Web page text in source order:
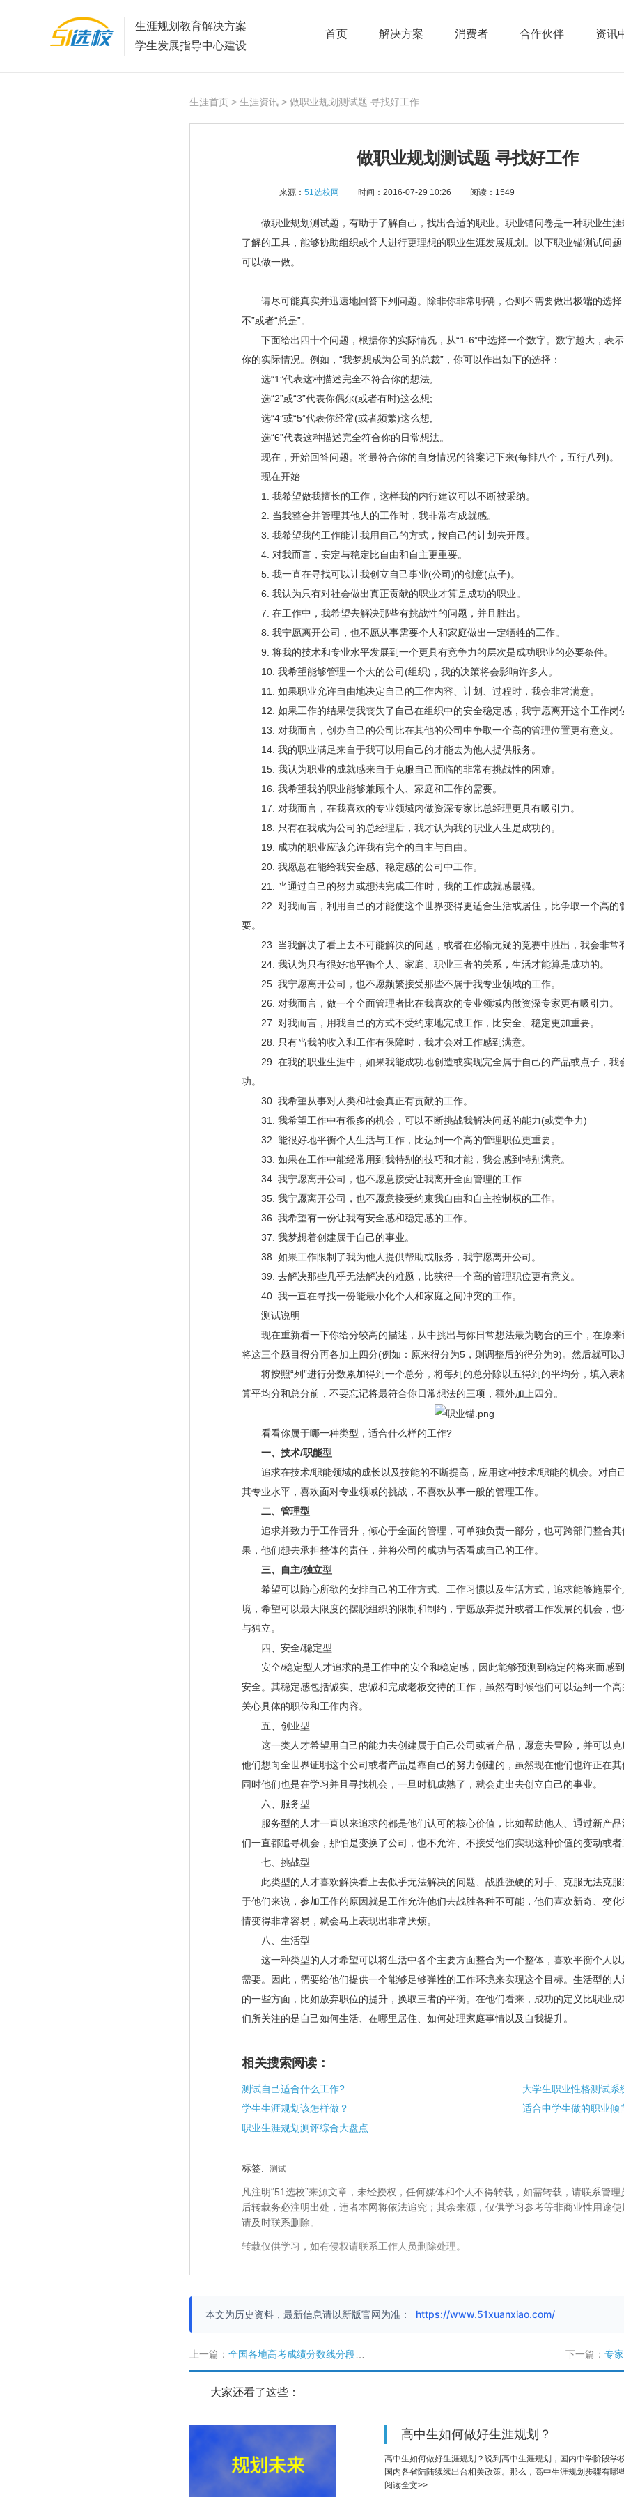
生涯规划教育解决方案
学生发展指导中心建设
首页 解决方案 消费者 合作伙伴 资讯
生涯首页 > 生涯资讯 > 做职业规划测试题 寻找好工作
做职业规划测试题 寻找好工作
来源： 51选校网 时间：2016-07-29 10:26 阅读：1549
做职业规划测试题，有助于了解自己，找出合适的职业。职业锚问卷是一种职业生涯
了解的工具，能够协助组织或个人进行更理想的职业生涯发展规划。以下职业锚测试问
可以做一做。
请尽可能真实并迅速地回答下列问题。除非你非常明确，否则不需要做出极端的选择
不”或者“总是”。
下面给出四十个问题，根据你的实际情况，从“1-6”中选择一个数字。数字越大，表
你的实际情况。例如，“我梦想成为公司的总裁”，你可以作出如下的选择：
选“1”代表这种描述完全不符合你的想法;
选“2”或“3”代表你偶尔(或者有时)这么想;
选“4”或“5”代表你经常(或者频繁)这么想;
选“6”代表这种描述完全符合你的日常想法。
现在，开始回答问题。将最符合你的自身情况的答案记下来(每排八个，五行八列)。
现在开始
1. 我希望做我擅长的工作，这样我的内行建议可以不断被采纳。
2. 当我整合并管理其他人的工作时，我非常有成就感。
3. 我希望我的工作能让我用自己的方式，按自己的计划去开展。
4. 对我而言，安定与稳定比自由和自主更重要。
5. 我一直在寻找可以让我创立自己事业(公司)的创意(点子)。
6. 我认为只有对社会做出真正贡献的职业才算是成功的职业。
7. 在工作中，我希望去解决那些有挑战性的问题，并且胜出。
8. 我宁愿离开公司，也不愿从事需要个人和家庭做出一定牺牲的工作。
9. 将我的技术和专业水平发展到一个更具有竞争力的层次是成功职业的必要条件。
10. 我希望能够管理一个大的公司(组织)，我的决策将会影响许多人。
11. 如果职业允许自由地决定自己的工作内容、计划、过程时，我会非常满意。
12. 如果工作的结果使我丧失了自己在组织中的安全稳定感，我宁愿离开这个工作岗
13. 对我而言，创办自己的公司比在其他的公司中争取一个高的管理位置更有意义。
14. 我的职业满足来自于我可以用自己的才能去为他人提供服务。
15. 我认为职业的成就感来自于克服自己面临的非常有挑战性的困难。
16. 我希望我的职业能够兼顾个人、家庭和工作的需要。
17. 对我而言，在我喜欢的专业领域内做资深专家比总经理更具有吸引力。
18. 只有在我成为公司的总经理后，我才认为我的职业人生是成功的。
19. 成功的职业应该允许我有完全的自主与自由。
20. 我愿意在能给我安全感、稳定感的公司中工作。
21. 当通过自己的努力或想法完成工作时，我的工作成就感最强。
22. 对我而言，利用自己的才能使这个世界变得更适合生活或居住，比争取一个高的
要。
23. 当我解决了看上去不可能解决的问题，或者在必输无疑的竞赛中胜出，我会非常
24. 我认为只有很好地平衡个人、家庭、职业三者的关系，生活才能算是成功的。
25. 我宁愿离开公司，也不愿频繁接受那些不属于我专业领域的工作。
26. 对我而言，做一个全面管理者比在我喜欢的专业领域内做资深专家更有吸引力。
27. 对我而言，用我自己的方式不受约束地完成工作，比安全、稳定更加重要。
28. 只有当我的收入和工作有保障时，我才会对工作感到满意。
29. 在我的职业生涯中，如果我能成功地创造或实现完全属于自己的产品或点子，我
功。
30. 我希望从事对人类和社会真正有贡献的工作。
31. 我希望工作中有很多的机会，可以不断挑战我解决问题的能力(或竞争力)
32. 能很好地平衡个人生活与工作，比达到一个高的管理职位更重要。
33. 如果在工作中能经常用到我特别的技巧和才能，我会感到特别满意。
34. 我宁愿离开公司，也不愿意接受让我离开全面管理的工作
35. 我宁愿离开公司，也不愿意接受约束我自由和自主控制权的工作。
36. 我希望有一份让我有安全感和稳定感的工作。
37. 我梦想着创建属于自己的事业。
38. 如果工作限制了我为他人提供帮助或服务，我宁愿离开公司。
39. 去解决那些几乎无法解决的难题，比获得一个高的管理职位更有意义。
40. 我一直在寻找一份能最小化个人和家庭之间冲突的工作。
测试说明
现在重新看一下你给分较高的描述，从中挑出与你日常想法最为吻合的三个，在原来
将这三个题目得分再各加上四分(例如：原来得分为5，则调整后的得分为9)。然后就可以
将按照“列”进行分数累加得到一个总分，将每列的总分除以五得到的平均分，填入表
算平均分和总分前，不要忘记将最符合你日常想法的三项，额外加上四分。
看看你属于哪一种类型，适合什么样的工作?
一、技术/职能型
追求在技术/职能领域的成长以及技能的不断提高，应用这种技术/职能的机会。对自
其专业水平，喜欢面对专业领域的挑战，不喜欢从事一般的管理工作。
二、管理型
追求并致力于工作晋升，倾心于全面的管理，可单独负责一部分，也可跨部门整合其
果，他们想去承担整体的责任，并将公司的成功与否看成自己的工作。
三、自主/独立型
希望可以随心所欲的安排自己的工作方式、工作习惯以及生活方式，追求能够施展个
境，希望可以最大限度的摆脱组织的限制和制约，宁愿放弃提升或者工作发展的机会，
与独立。
四、安全/稳定型
安全/稳定型人才追求的是工作中的安全和稳定感，因此能够预测到稳定的将来而感
安全。其稳定感包括诚实、忠诚和完成老板交待的工作，虽然有时候他们可以达到一个
关心具体的职位和工作内容。
五、创业型
这一类人才希望用自己的能力去创建属于自己公司或者产品，愿意去冒险，并可以克
他们想向全世界证明这个公司或者产品是靠自己的努力创建的，虽然现在他们也许正在
同时他们也是在学习并且寻找机会，一旦时机成熟了，就会走出去创立自己的事业。
六、服务型
服务型的人才一直以来追求的都是他们认可的核心价值，比如帮助他人、通过新产品
们一直都追寻机会，那怕是变换了公司，也不允许、不接受他们实现这种价值的变动或者
七、挑战型
此类型的人才喜欢解决看上去似乎无法解决的问题、战胜强硬的对手、克服无法克服
于他们来说，参加工作的原因就是工作允许他们去战胜各种不可能，他们喜欢新奇、变
情变得非常容易，就会马上表现出非常厌烦。
八、生活型
这一种类型的人才希望可以将生活中各个主要方面整合为一个整体，喜欢平衡个人以
需要。因此，需要给他们提供一个能够足够弹性的工作环境来实现这个目标。生活型的
的一些方面，比如放弃职位的提升，换取三者的平衡。在他们看来，成功的定义比职业
们所关注的是自己如何生活、在哪里居住、如何处理家庭事情以及自我提升。
相关搜索阅读：
测试自己适合什么工作?
大学生职业性格测试系
学生生涯规划该怎样做？
适合中学生做的职业倾
职业生涯规划测评综合大盘点
标签: 测试
凡注明“51选校”来源文章，未经授权，任何媒体和个人不得转载，如需转载，请联系管
后转载务必注明出处，违者本网将依法追究；其余来源，仅供学习参考等非商业性用途使
请及时联系删除。
转载仅供学习，如有侵权请联系工作人员删除处理。
本文为历史资料，最新信息请以新版官网为准： https://www.51xuanxiao.com/
上一篇： 全国各地高考成绩分数线分段表（一分一段表） 下一篇： 专家
大家还看了这些：
高中生如何做好生涯规划？
高中生如何做好生涯规划？说到高中生涯规划，国内中学阶段学
国内各省陆陆续续出台相关政策。那么，高中生涯规划步骤有哪
阅读全文>>